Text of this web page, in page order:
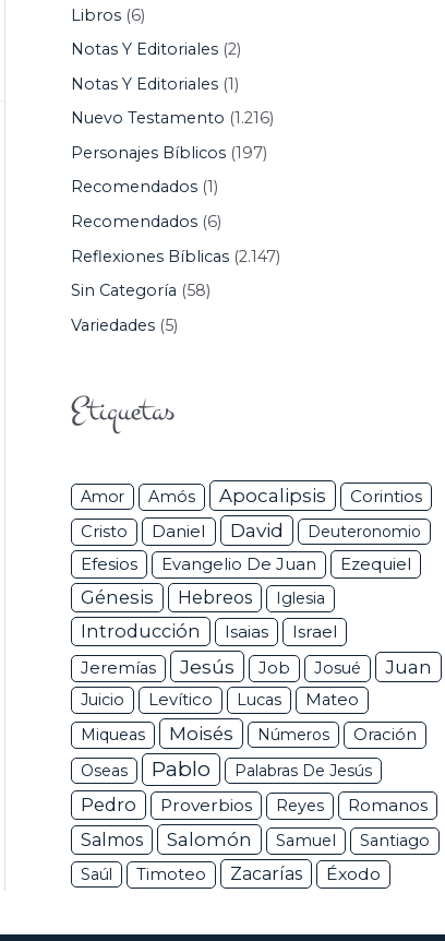
Libros(6)
Notas Y Editoriales(2)
Notas Y Editoriales(1)
Nuevo Testamento (1.216)
Personajes Bíblicos(197)
Recomendados(1)
Recomendados(6)
Reflexiones Bíblicas(2.147)
Sin Categoría (58)
Variedades(5)
Etiquetas
Amor Amós Apocalipsis Corintios
Cristo Daniel David Deuteronomio
Efesios Evangelio De Juan Ezequiel
Génesis Hebreos Iglesia
Introducción Isaias Israel
Jeremías Jesús Job Josué Juan
Juicio Levítico Lucas
Mateo
Miqueas
Moisés Números
Oración
Oseas
Pablo Palabras De Jesús
Pedro Proverbios Reyes
Romanos
Salmos
Salomón Samuel
Santiago
Saúl
Timoteo Zacarías Éxodo